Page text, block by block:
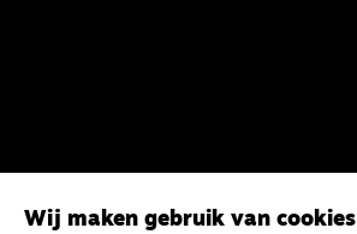
Wij maken gebruik van cookies